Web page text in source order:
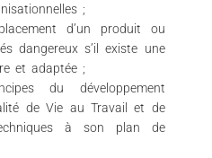
;
d’un produit ou
dangereux s’il existe une
et adaptée ;
du développement
de Vie au Travail et de
à son plan de